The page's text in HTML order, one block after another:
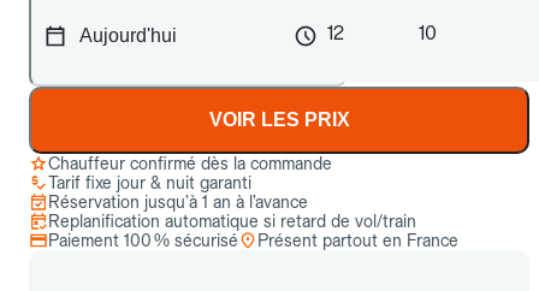
12 10
VOIR LES PRIX
Chauffeur confirmé dès la commande
Tarif fixe jour & nuit garanti
Réservation jusqu’à 1 an à l’avance
Replanification automatique si retard de vol/train
Paiement 100 % sécurisé
Présent partout en France